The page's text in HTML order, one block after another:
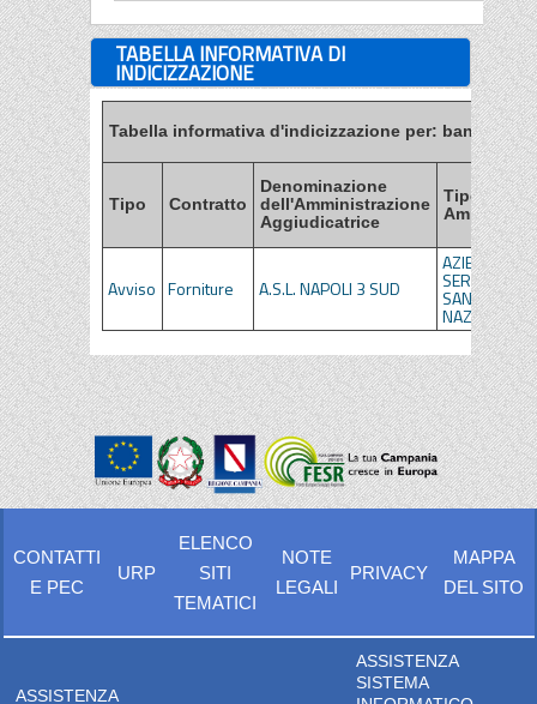
TABELLA INFORMATIVA DI
INDICIZZAZIONE
Tabella informativa d'indicizzazione per: bandi,
Tipo Contratto
Denominazione
dell'Amministrazione
Aggiudicatrice
Tipo di
Avviso Forniture A.S.L. NAPOLI 3 SUD
AZIENDE DEL
SERVIZIO
SANITARIO
NAZIONALE
CONTATTI
E PEC
URP
ELENCO
SITI
TEMATICI
NOTE
LEGALI
PRIVACY
MAPPA
DEL SITO
ASSISTENZA
ASSISTENZA
SISTEMA